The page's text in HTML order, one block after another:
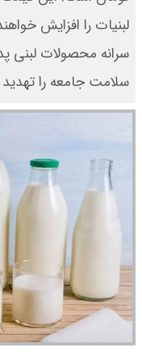
لبنیات را افزایش
سرانه محصولات لبنی
سلامت جامعه را